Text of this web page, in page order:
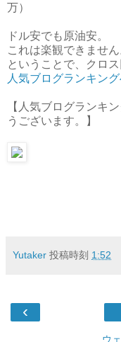
万）
ドル安でも原油安。
これは楽観できません
ということで、クロ
人気ブログランキン
【人気ブログランキ
うございます。】
Yutaker 投稿時刻 1:52
‹
ウ